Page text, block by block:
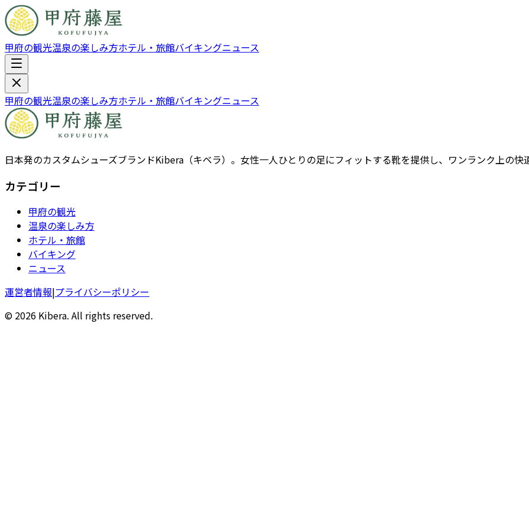
甲府の観光温泉の楽しみ方ホテル・旅館バイキングニュース
甲府の観光温泉の楽しみ方ホテル・旅館バイキングニュース
日本発のカスタムシューズブランドKibera（キベラ）。女性一人ひとりの足にフィットする靴を提供し、ワンランク上の快
カテゴリー
甲府の観光
温泉の楽しみ方
ホテル・旅館
バイキング
ニュース
運営者情報|プライバシーポリシー
© 2026 Kibera. All rights reserved.